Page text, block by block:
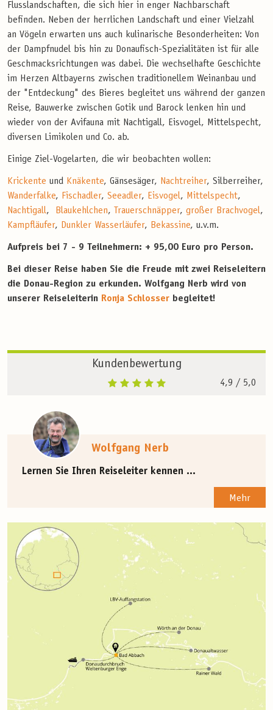
Flusslandschaften, die sich hier in enger Nachbarschaft
befinden. Neben der herrlichen Landschaft und einer Vielzahl
an Vögeln erwarten uns auch kulinarische Besonderheiten: Von
der Dampfnudel bis hin zu Donaufisch-Spezialitäten ist für alle
Geschmacksrichtungen was dabei. Die wechselhafte Geschichte
im Herzen Altbayerns zwischen traditionellem Weinanbau und
der "Entdeckung" des Bieres begleitet uns während der ganzen
Reise, Bauwerke zwischen Gotik und Barock lenken hin und
wieder von der Avifauna mit Nachtigall, Eisvogel, Mittelspecht,
diversen Limikolen und Co. ab.
Einige Ziel-Vogelarten, die wir beobachten wollen:
Krickente und Knäkente, Gänsesäger, Nachtreiher, Silberreiher,
Wanderfalke, Fischadler, Seeadler, Eisvogel, Mittelspecht,
Nachtigall, Blaukehlchen, Trauerschnäpper, großer Brachvogel,
Kampfläufer, Dunkler Wasserläufer, Bekassine, u.v.m.
Aufpreis bei 7 - 9 Teilnehmern: + 95,00 Euro pro Person.
Bei dieser Reise haben Sie die Freude mit zwei Reiseleitern
die Donau-Region zu erkunden. Wolfgang Nerb wird von
unserer Reiseleiterin Ronja Schlosser begleitet!
Kundenbewertung
4,9 / 5,0
Wolfgang Nerb
Lernen Sie Ihren Reiseleiter kennen ...
Mehr